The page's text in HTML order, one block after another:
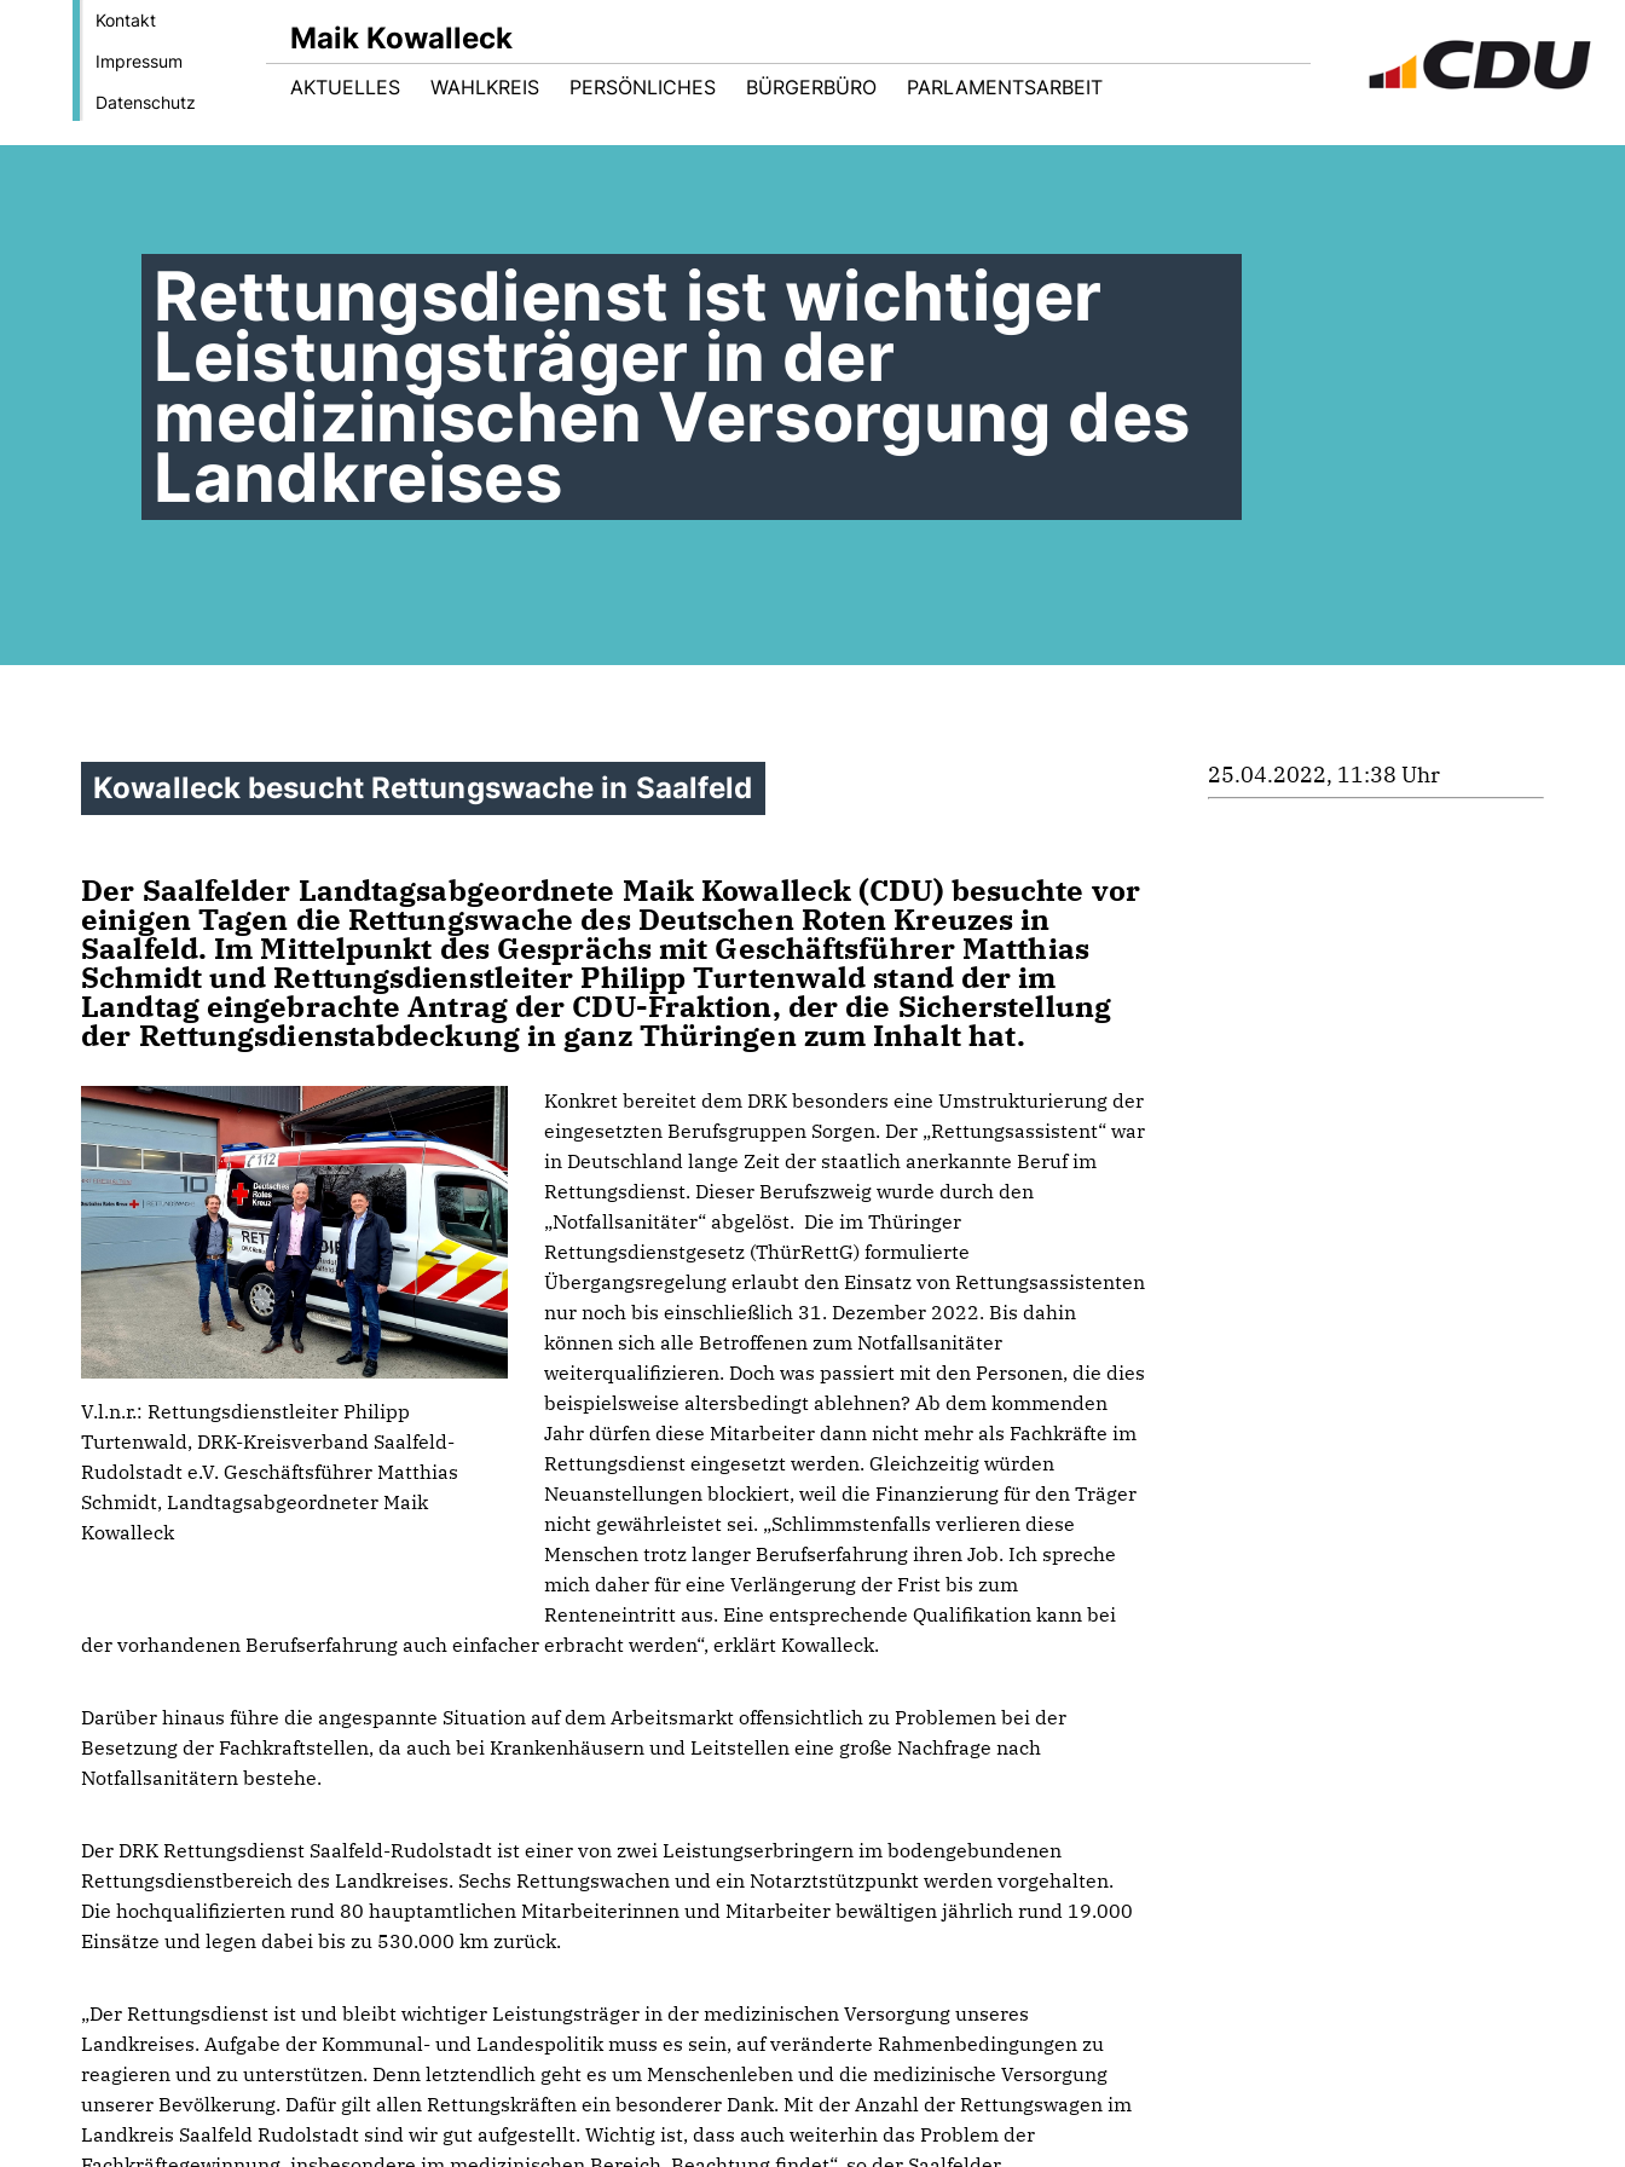
Kontakt
Impressum
Datenschutz
Maik Kowalleck
AKTUELLES WAHLKREIS PERSÖNLICHES BÜRGERBÜRO PARLAMENTSARBEIT
Rettungsdienst ist wichtiger
Leistungsträger in der
medizinischen Versorgung des
Landkreises
Kowalleck besucht Rettungswache in Saalfeld
Der Saalfelder Landtagsabgeordnete Maik Kowalleck (CDU) besuchte vor
einigen Tagen die Rettungswache des Deutschen Roten Kreuzes in
Saalfeld. Im Mittelpunkt des Gesprächs mit Geschäftsführer Matthias
Schmidt und Rettungsdienstleiter Philipp Turtenwald stand der im
Landtag eingebrachte Antrag der CDU-Fraktion, der die Sicherstellung
der Rettungsdienstabdeckung in ganz Thüringen zum Inhalt hat.
V.l.n.r.: Rettungsdienstleiter Philipp
Turtenwald, DRK-Kreisverband Saalfeld-
Rudolstadt e.V. Geschäftsführer Matthias
Schmidt, Landtagsabgeordneter Maik
Kowalleck
Konkret bereitet dem DRK besonders eine Umstrukturierung der
eingesetzten Berufsgruppen Sorgen. Der „Rettungsassistent“ war
in Deutschland lange Zeit der staatlich anerkannte Beruf im
Rettungsdienst. Dieser Berufszweig wurde durch den
Notfallsanitäter“ abgelöst. Die im Thüringer
Rettungsdienstgesetz (ThürRettG) formulierte
Übergangsregelung erlaubt den Einsatz von Rettungsassistenten
nur noch bis einschließlich 31. Dezember 2022. Bis dahin
können sich alle Betroffenen zum Notfallsanitäter
weiterqualifizieren. Doch was passiert mit den Personen, die dies
beispielsweise altersbedingt ablehnen? Ab dem kommenden
Jahr dürfen diese Mitarbeiter dann nicht mehr als Fachkräfte im
Rettungsdienst eingesetzt werden. Gleichzeitig würden
Neuanstellungen blockiert, weil die Finanzierung für den Träger
nicht gewährleistet sei. „Schlimmstenfalls verlieren diese
Menschen trotz langer Berufserfahrung ihren Job. Ich spreche
mich daher für eine Verlängerung der Frist bis zum
Renteneintritt aus. Eine entsprechende Qualifikation kann bei
der vorhandenen Berufserfahrung auch einfacher erbracht werden“, erklärt Kowalleck.
Darüber hinaus führe die angespannte Situation auf dem Arbeitsmarkt offensichtlich zu Problemen bei der
Besetzung der Fachkraftstellen, da auch bei Krankenhäusern und Leitstellen eine große Nachfrage nach
Notfallsanitätern bestehe.
Der DRK Rettungsdienst Saalfeld-Rudolstadt ist einer von zwei Leistungserbringern im bodengebundenen
Rettungsdienstbereich des Landkreises. Sechs Rettungswachen und ein Notarztstützpunkt werden vorgehalten.
Die hochqualifizierten rund 80 hauptamtlichen Mitarbeiterinnen und Mitarbeiter bewältigen jährlich rund 19.000
Einsätze und legen dabei bis zu 530.000 km zurück.
Der Rettungsdienst ist und bleibt wichtiger Leistungsträger in der medizinischen Versorgung unseres
Landkreises. Aufgabe der Kommunal- und Landespolitik muss es sein, auf veränderte Rahmenbedingungen zu
reagieren und zu unterstützen. Denn letztendlich geht es um Menschenleben und die medizinische Versorgung
unserer Bevölkerung. Dafür gilt allen Rettungskräften ein besonderer Dank. Mit der Anzahl der Rettungswagen im
Landkreis Saalfeld Rudolstadt sind wir gut aufgestellt. Wichtig ist, dass auch weiterhin das Problem der
25.04.2022, 11:38 Uhr